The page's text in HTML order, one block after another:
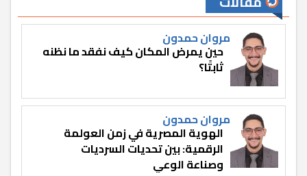
مروان حمدون
حين يمرض المكان كيف نفقد ما نظنه
ثابتًا؟
مروان حمدون
الهوية المصرية في زمن العولمة
الرقمية: بين تحديات السرديات
وصناعة الوعي